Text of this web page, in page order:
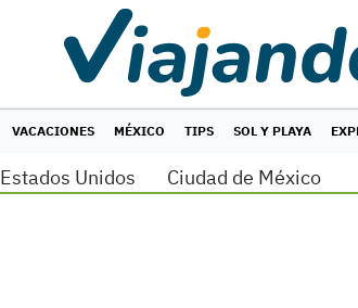
VACACIONES MÉXICO TIPS SOL Y PLAYA
Estados Unidos Ciudad de México